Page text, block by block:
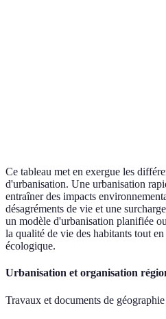
Ce tableau met en exergue les
d'urbanisation. Une urbanisation
entraîner des impacts
désagréments de vie et une
un modèle d'urbanisation planifiée
la qualité de vie des habitants tout
écologique.
Urbanisation et organisation
Travaux et documents de